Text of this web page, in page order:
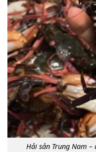
Hải sản Trung Nam